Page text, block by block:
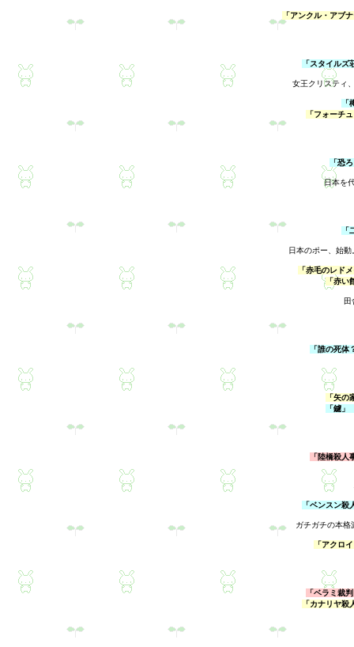
「アンクル・アブ
「スタイル
女王クリスティ
「フォーチ
「恐
日本を
日本のポー、始
「赤毛のレド
「赤
田
「誰の死
「矢
「鑢
「陸橋殺
「ベンスン
ガチガチの本
「アクロ
「ベラミ裁
「カナリヤ